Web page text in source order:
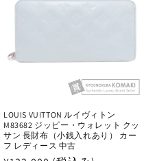
LOUIS VUITTON ルイヴィトン
M83682 ジッピー・ウォレット クッ
サン 長財布（小銭入れあり） カー
フ レディース 中古